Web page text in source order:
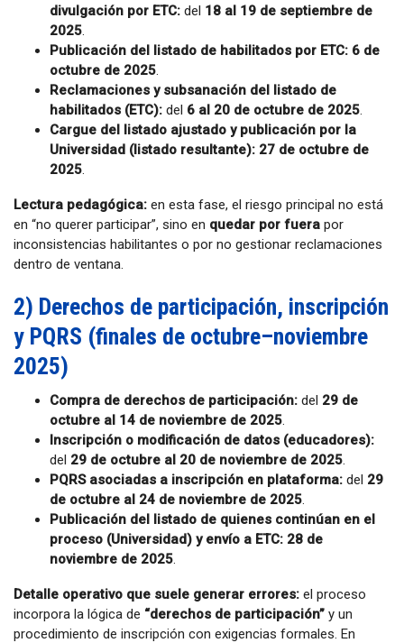
divulgación por ETC: del 18 al 19 de septiembre de
2025.
Publicación del listado de habilitados por ETC: 6 de
octubre de 2025.
Reclamaciones y subsanación del listado de
habilitados (ETC): del 6 al 20 de octubre de 2025.
Cargue del listado ajustado y publicación por la
Universidad (listado resultante): 27 de octubre de
2025.
Lectura pedagógica: en esta fase, el riesgo principal no está
en “no querer participar”, sino en quedar por fuera por
inconsistencias habilitantes o por no gestionar reclamaciones
dentro de ventana.
2) Derechos de participación, inscripción
y PQRS (finales de octubre–noviembre
2025)
Compra de derechos de participación: del 29 de
octubre al 14 de noviembre de 2025.
Inscripción o modificación de datos (educadores):
del 29 de octubre al 20 de noviembre de 2025.
PQRS asociadas a inscripción en plataforma: del 29
de octubre al 24 de noviembre de 2025.
Publicación del listado de quienes continúan en el
proceso (Universidad) y envío a ETC: 28 de
noviembre de 2025.
Detalle operativo que suele generar errores: el proceso
incorpora la lógica de “derechos de participación” y un
procedimiento de inscripción con exigencias formales. En